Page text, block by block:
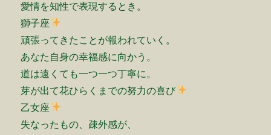
愛情を知性で表現するとき。
獅子座
頑張ってきたことが報われていく。
あなた自身の幸福感に向かう。
道は遠くても一つ一つ丁寧に。
芽が出て花ひらくまでの努力の喜び
乙女座
失なったもの、疎外感が、